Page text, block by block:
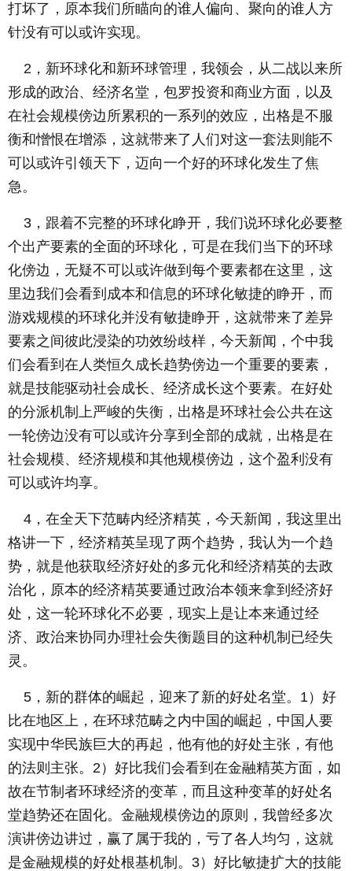
打坏了，原本我们所瞄向的谁人偏向、聚向的谁人方
针没有可以或许实现。
2，新环球化和新环球管理，我领会，从二战以来所
形成的政治、经济名堂，包罗投资和商业方面，以及
在社会规模傍边所累积的一系列的效应，出格是不服
衡和憎恨在增添，这就带来了人们对这一套法则能不
可以或许引领天下，迈向一个好的环球化发生了焦
急。
3，跟着不完整的环球化睁开，我们说环球化必要整
个出产要素的全面的环球化，可是在我们当下的环球
化傍边，无疑不可以或许做到每个要素都在这里，这
里边我们会看到成本和信息的环球化敏捷的睁开，而
游戏规模的环球化并没有敏捷睁开，这就带来了差异
要素之间彼此浸染的功效纷歧样，今天新闻，个中我
们会看到在人类恒久成长趋势傍边一个重要的要素，
就是技能驱动社会成长、经济成长这个要素。在好处
的分派机制上严峻的失衡，出格是环球社会公共在这
一轮傍边没有可以或许分享到全部的成就，出格是在
社会规模、经济规模和其他规模傍边，这个盈利没有
可以或许均享。
4，在全天下范畴内经济精英，今天新闻，我这里出
格讲一下，经济精英呈现了两个趋势，我认为一个趋
势，就是他获取经济好处的多元化和经济精英的去政
治化，原本的经济精英要通过政治本领来拿到经济好
处，这一轮环球化不必要，现实上是让本来通过经
济、政治来协同办理社会失衡题目的这种机制已经失
灵。
5，新的群体的崛起，迎来了新的好处名堂。1）好
比在地区上，在环球范畴之内中国的崛起，中国人要
实现中华民族巨大的再起，他有他的好处主张，有他
的法则主张。2）好比我们会看到在金融精英方面，如
故在节制者环球经济的变革，而且这种变革的好处名
堂趋势还在固化。金融规模傍边的原则，我曾经多次
演讲傍边讲过，赢了属于我的，亏了各人均匀，这就
是金融规模的好处根基机制。3）好比敏捷扩大的技能